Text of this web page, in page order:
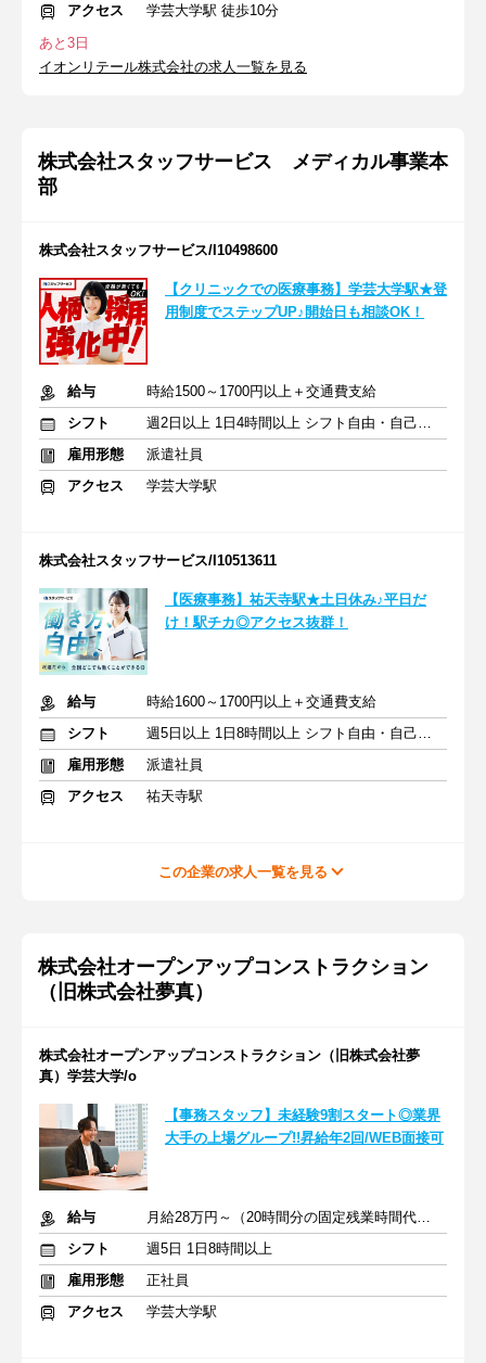
アクセス
学芸大学駅 徒歩10分
あと3日
イオンリテール株式会社の求人一覧を見る
株式会社スタッフサービス メディカル事業本
部
株式会社スタッフサービス/I10498600
【クリニックでの医療事務】学芸大学駅★登
用制度でステップUP♪開始日も相談OK！
給与
時給1500～1700円以上＋交通費支給
シフト
週2日以上 1日4時間以上 シフト自由・自己申告
雇用形態
派遣社員
アクセス
学芸大学駅
株式会社スタッフサービス/I10513611
【医療事務】祐天寺駅★土日休み♪平日だ
け！駅チカ◎アクセス抜群！
給与
時給1600～1700円以上＋交通費支給
シフト
週5日以上 1日8時間以上 シフト自由・自己申告
雇用形態
派遣社員
アクセス
祐天寺駅
この企業の求人一覧を見る
株式会社オープンアップコンストラクション
（旧株式会社夢真）
株式会社オープンアップコンストラクション（旧株式会社夢
真）学芸大学/o
【事務スタッフ】未経験9割スタート◎業界
大手の上場グループ!!昇給年2回/WEB面接可
給与
月給28万円～（20時間分の固定残業時間代を含む）
シフト
週5日 1日8時間以上
雇用形態
正社員
アクセス
学芸大学駅